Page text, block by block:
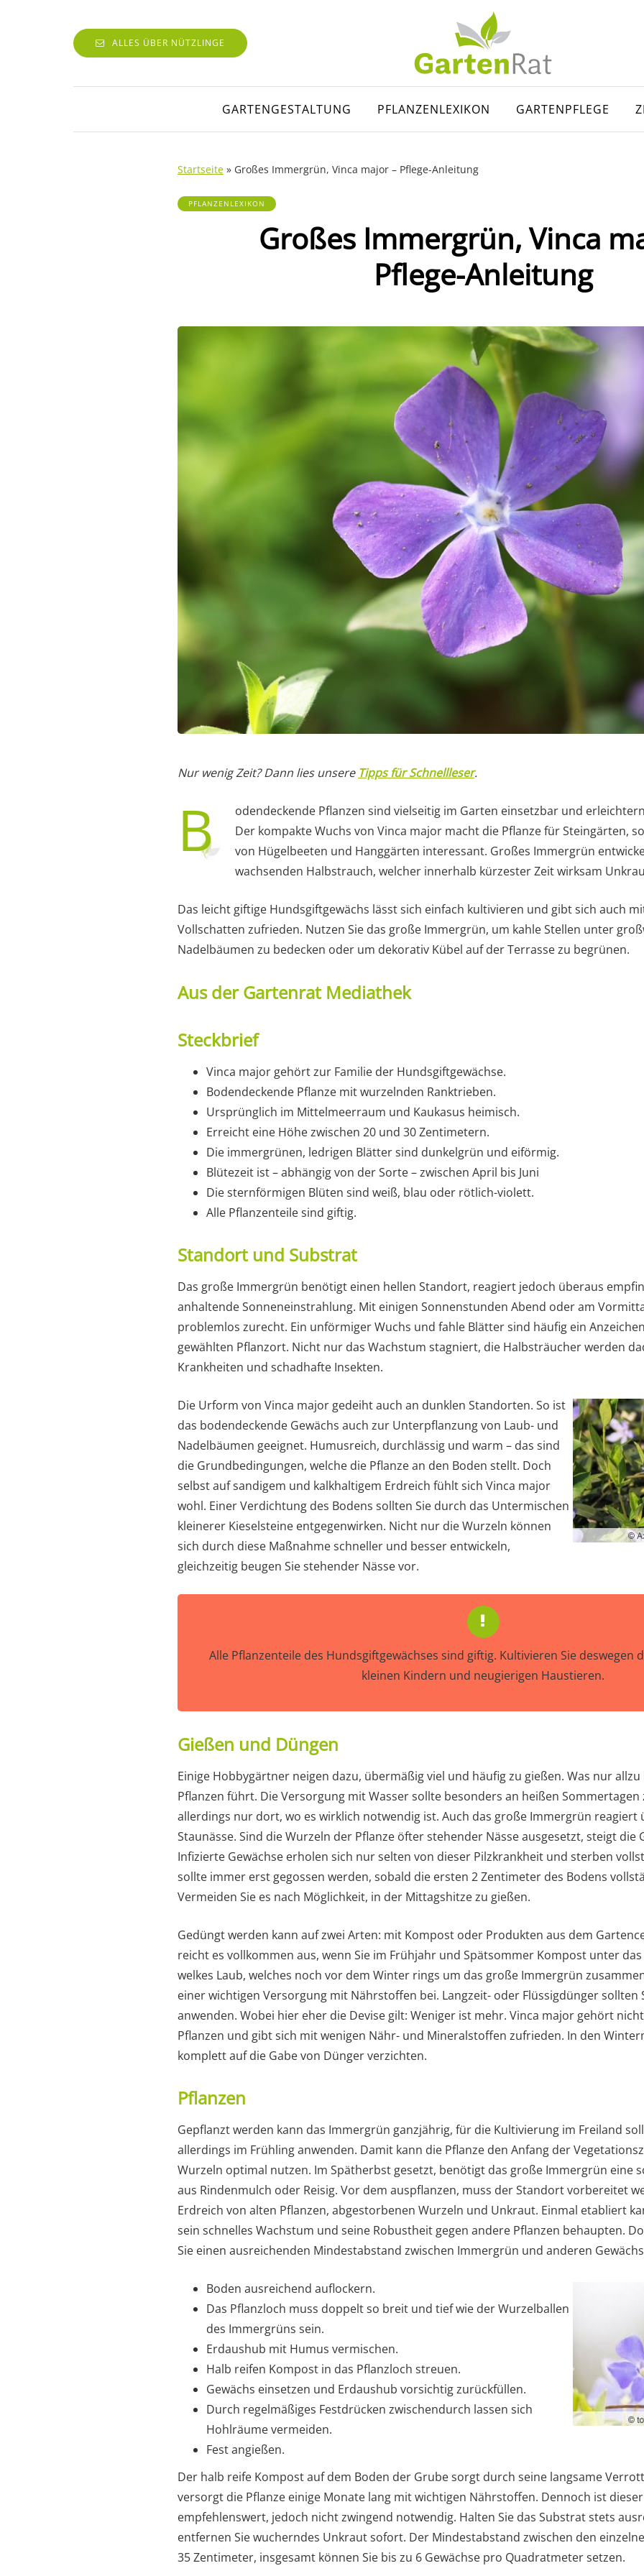
ALLES ÜBER NÜTZLINGE
GARTENGESTALTUNG PFLANZENLEXIKON GARTENPFLEGE
Startseite » Großes Immergrün, Vinca major – Pflege-Anleitung
PFLANZENLEXIKON
Großes Immergrün, Vinca
Pflege-Anleitung
Nur wenig Zeit? Dann lies unsere Tipps für Schnellleser.
B
odendeckende Pflanzen sind vielseitig im Garten einsetzbar und
Der kompakte Wuchs von Vinca major macht die Pflanze für Steingärten,
von Hügelbeeten und Hanggärten interessant. Großes Immergrün
wachsenden Halbstrauch, welcher innerhalb kürzester Zeit wirksam
Das leicht giftige Hundsgiftgewächs lässt sich einfach kultivieren und gibt sich auch
Vollschatten zufrieden. Nutzen Sie das große Immergrün, um kahle Stellen unter
Nadelbäumen zu bedecken oder um dekorativ Kübel auf der Terrasse zu begrünen.
Aus der Gartenrat Mediathek
Steckbrief
Vinca major gehört zur Familie der Hundsgiftgewächse.
Bodendeckende Pflanze mit wurzelnden Ranktrieben.
Ursprünglich im Mittelmeerraum und Kaukasus heimisch.
Erreicht eine Höhe zwischen 20 und 30 Zentimetern.
Die immergrünen, ledrigen Blätter sind dunkelgrün und eiförmig.
Blütezeit ist – abhängig von der Sorte – zwischen April bis Juni
Die sternförmigen Blüten sind weiß, blau oder rötlich-violett.
Alle Pflanzenteile sind giftig.
Standort und Substrat
Das große Immergrün benötigt einen hellen Standort, reagiert jedoch überaus
anhaltende Sonneneinstrahlung. Mit einigen Sonnenstunden Abend oder am
problemlos zurecht. Ein unförmiger Wuchs und fahle Blätter sind häufig ein
gewählten Pflanzort. Nicht nur das Wachstum stagniert, die Halbsträucher werden
Krankheiten und schadhafte Insekten.
Die Urform von Vinca major gedeiht auch an dunklen Standorten. So ist
das bodendeckende Gewächs auch zur Unterpflanzung von Laub- und
Nadelbäumen geeignet. Humusreich, durchlässig und warm – das sind
die Grundbedingungen, welche die Pflanze an den Boden stellt. Doch
selbst auf sandigem und kalkhaltigem Erdreich fühlt sich Vinca major
wohl. Einer Verdichtung des Bodens sollten Sie durch das Untermischen
kleinerer Kieselsteine entgegenwirken. Nicht nur die Wurzeln können
sich durch diese Maßnahme schneller und besser entwickeln,
gleichzeitig beugen Sie stehender Nässe vor.
Alle Pflanzenteile des Hundsgiftgewächses sind giftig. Kultivieren Sie deswegen
kleinen Kindern und neugierigen Haustieren.
Gießen und Düngen
Einige Hobbygärtner neigen dazu, übermäßig viel und häufig zu gießen. Was nur
Pflanzen führt. Die Versorgung mit Wasser sollte besonders an heißen
allerdings nur dort, wo es wirklich notwendig ist. Auch das große Immergrün reagiert
Staunässe. Sind die Wurzeln der Pflanze öfter stehender Nässe ausgesetzt, steigt die
Infizierte Gewächse erholen sich nur selten von dieser Pilzkrankheit und sterben
sollte immer erst gegossen werden, sobald die ersten 2 Zentimeter des Bodens
Vermeiden Sie es nach Möglichkeit, in der Mittagshitze zu gießen.
Gedüngt werden kann auf zwei Arten: mit Kompost oder Produkten aus dem
reicht es vollkommen aus, wenn Sie im Frühjahr und Spätsommer Kompost unter
welkes Laub, welches noch vor dem Winter rings um das große Immergrün
einer wichtigen Versorgung mit Nährstoffen bei. Langzeit- oder Flüssigdünger sollten
anwenden. Wobei hier eher die Devise gilt: Weniger ist mehr. Vinca major gehört
Pflanzen und gibt sich mit wenigen Nähr- und Mineralstoffen zufrieden. In den
komplett auf die Gabe von Dünger verzichten.
Pflanzen
Gepflanzt werden kann das Immergrün ganzjährig, für die Kultivierung im Freiland
allerdings im Frühling anwenden. Damit kann die Pflanze den Anfang der
Wurzeln optimal nutzen. Im Spätherbst gesetzt, benötigt das große Immergrün eine
aus Rindenmulch oder Reisig. Vor dem auspflanzen, muss der Standort vorbereitet
Erdreich von alten Pflanzen, abgestorbenen Wurzeln und Unkraut. Einmal etabliert
sein schnelles Wachstum und seine Robustheit gegen andere Pflanzen behaupten.
Sie einen ausreichenden Mindestabstand zwischen Immergrün und anderen
Boden ausreichend auflockern.
Das Pflanzloch muss doppelt so breit und tief wie der Wurzelballen
des Immergrüns sein.
Erdaushub mit Humus vermischen.
Halb reifen Kompost in das Pflanzloch streuen.
Gewächs einsetzen und Erdaushub vorsichtig zurückfüllen.
Durch regelmäßiges Festdrücken zwischendurch lassen sich
Hohlräume vermeiden.
Fest angießen.
Der halb reife Kompost auf dem Boden der Grube sorgt durch seine langsame
versorgt die Pflanze einige Monate lang mit wichtigen Nährstoffen. Dennoch ist
empfehlenswert, jedoch nicht zwingend notwendig. Halten Sie das Substrat stets
entfernen Sie wucherndes Unkraut sofort. Der Mindestabstand zwischen den
35 Zentimeter, insgesamt können Sie bis zu 6 Gewächse pro Quadratmeter setzen.